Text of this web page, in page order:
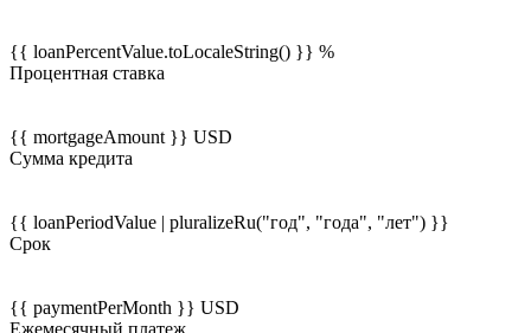
{{ loanPercentValue.toLocaleString() }} %
Процентная ставка
{{ mortgageAmount }} USD
Сумма кредита
{{ loanPeriodValue | pluralizeRu("год", "года", "лет") }}
Срок
{{ paymentPerMonth }} USD
Ежемесячный платеж